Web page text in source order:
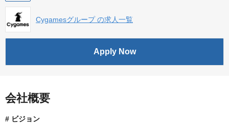
Cygamesグループ の求人一覧
Apply Now
会社概要
# ビジョン